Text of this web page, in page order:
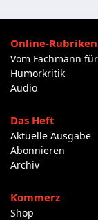
Online-Rubriken
Vom Fachmann
Humorkritik
Audio
Das Heft
Aktuelle Ausgabe
Abonnieren
Archiv
Kommerz
Shop